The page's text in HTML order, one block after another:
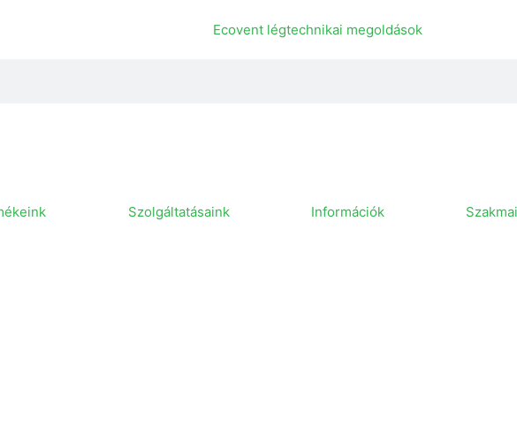
Szolgáltatásaink Információk